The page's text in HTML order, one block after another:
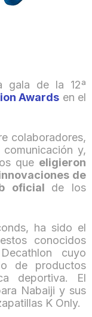
gala de la 12ª
Awards en el
colaboradores,
y,
que eligieron
de
oficial de los
ha sido el
conocidos
cuyo
de productos
deportiva. El
Nabaiji y sus
K Only.